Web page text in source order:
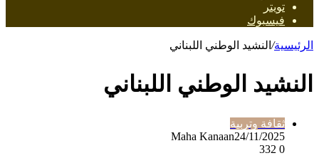
تويتر
فيسبوك
الرئيسية/ النشيد الوطني اللبناني
النشيد الوطني اللبناني
ثقافة وتربية
Maha Kanaan24/11/2025
0